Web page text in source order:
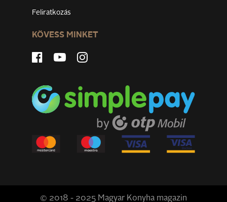
Feliratkozás
KÖVESS MINKET
© 2018 - 2025 Magyar Konyha magazin